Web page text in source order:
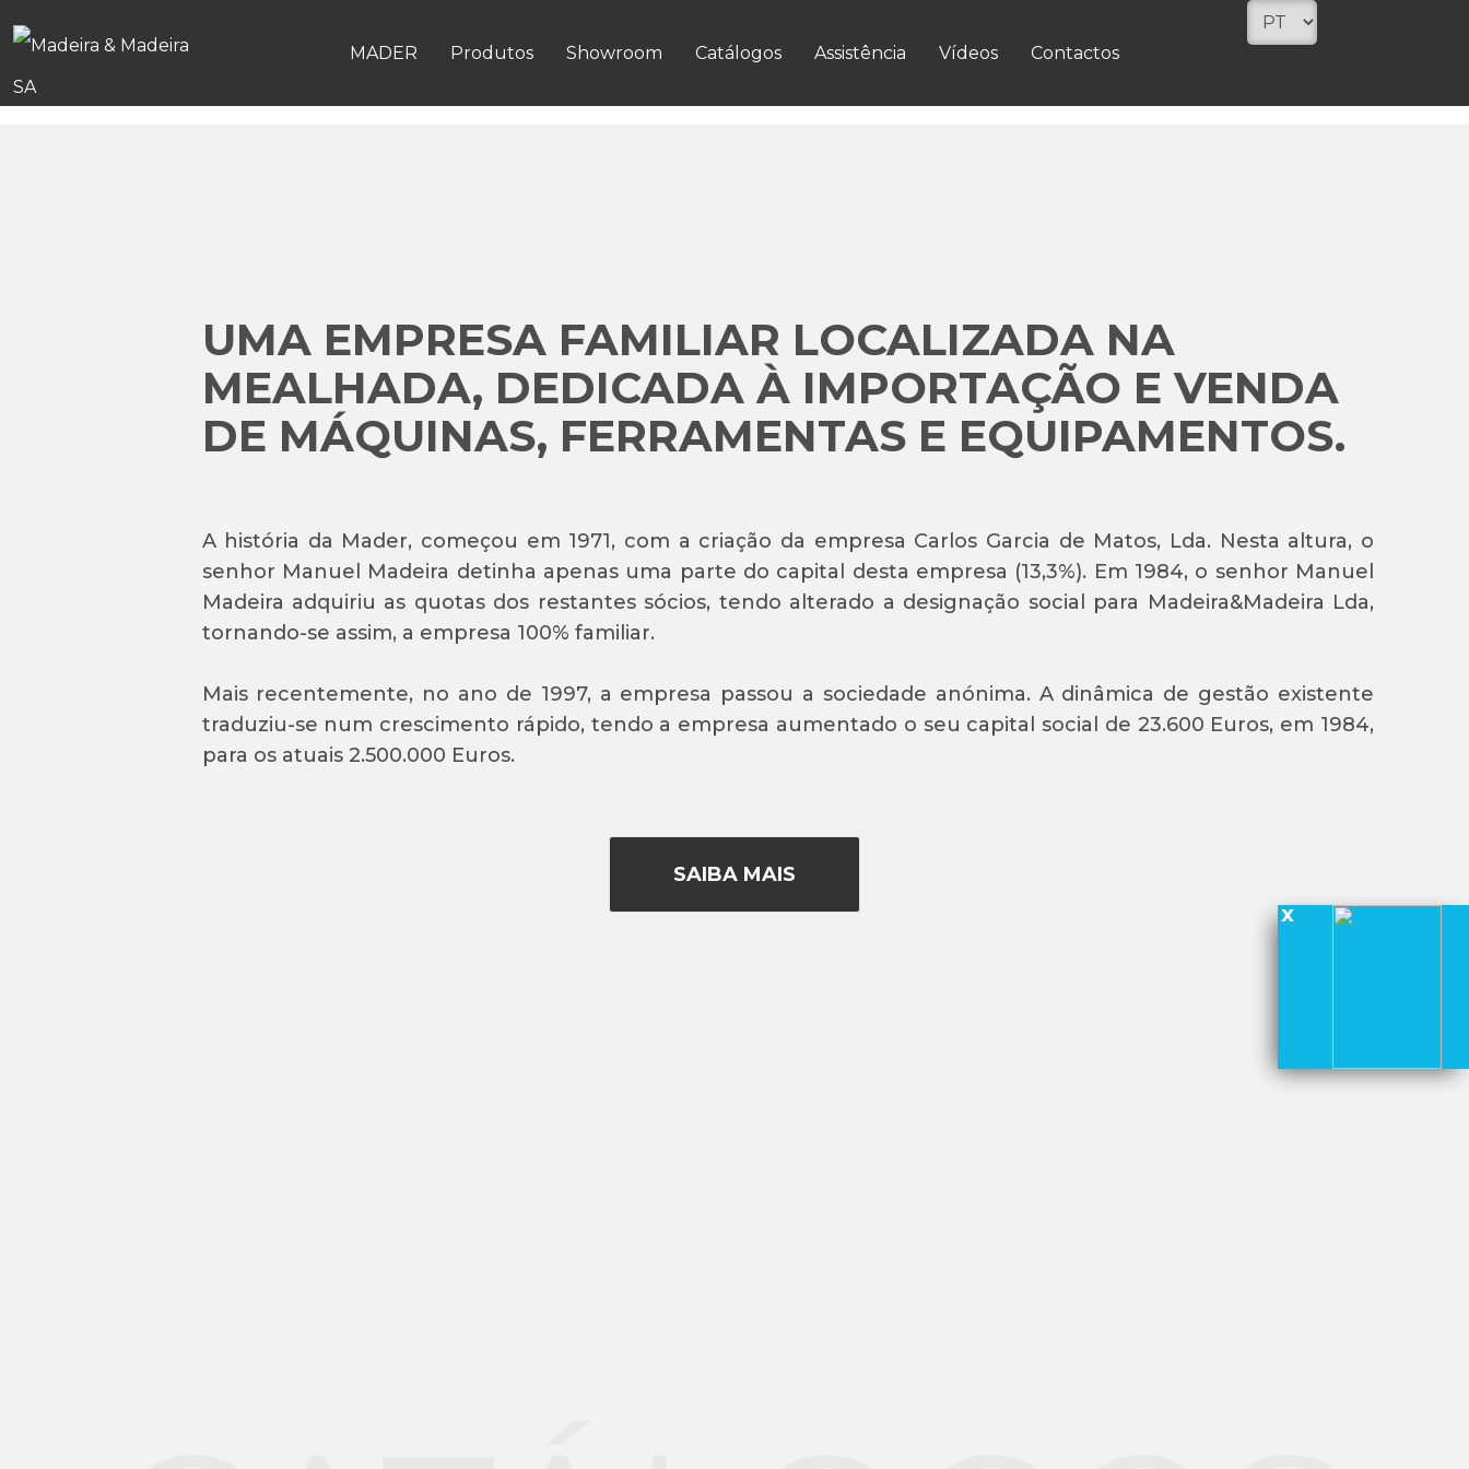
MADER Produtos Showroom Catálogos Assistência Vídeos Contactos
VER MAIS
UMA EMPRESA FAMILIAR LOCALIZADA NA
MEALHADA, DEDICADA À IMPORTAÇÃO E VENDA
DE MÁQUINAS, FERRAMENTAS E EQUIPAMENTOS.
A história da Mader, começou em 1971, com a criação da empresa Carlos Garcia de Matos, Lda. Nesta altura, o
senhor Manuel Madeira detinha apenas uma parte do capital desta empresa (13,3%). Em 1984, o senhor Manuel
Madeira adquiriu as quotas dos restantes sócios, tendo alterado a designação social para Madeira&Madeira Lda,
tornando-se assim, a empresa 100% familiar.
Mais recentemente, no ano de 1997, a empresa passou a sociedade anónima. A dinâmica de gestão existente
traduziu-se num crescimento rápido, tendo a empresa aumentado o seu capital social de 23.600 Euros, em 1984,
para os atuais 2.500.000 Euros.
SAIBA MAIS
x